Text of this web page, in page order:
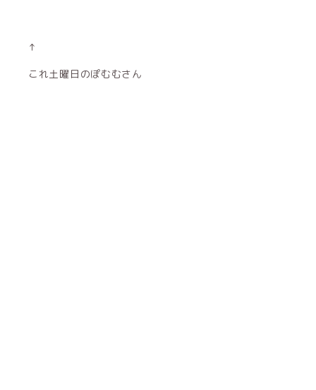
↑
これ土曜日のぽむむさん